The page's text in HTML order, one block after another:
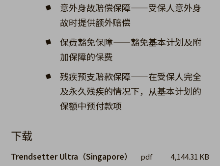
意外身故赔偿保障——受保人意外身
故时提供额外赔偿
保费豁免保障——豁免基本计划及附
加保障的保费
残疾预支赔款保障——在受保人完全
及永久残疾的情况下，从基本计划的
保额中预付款项
下载
Trendsetter Ultra（Singapore） pdf 4,144.31 KB